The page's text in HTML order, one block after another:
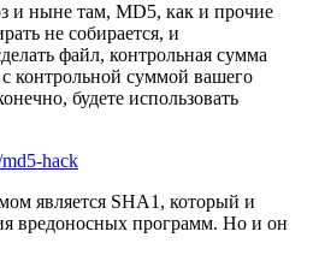
и ныне там, MD5, как и прочие
не собирается, и
файл, контрольная сумма
с контрольной суммой вашего
будете использовать
hack
является SHA1, который и
вредоносных программ. Но и он